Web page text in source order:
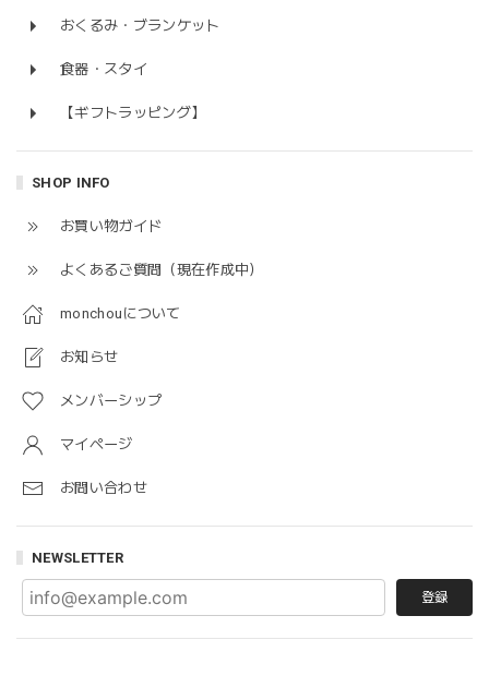
おくるみ・ブランケット
食器・スタイ
【ギフトラッピング】
SHOP INFO
お買い物ガイド
よくあるご質問（現在作成中）
monchouについて
お知らせ
メンバーシップ
マイページ
お問い合わせ
NEWSLETTER
登録